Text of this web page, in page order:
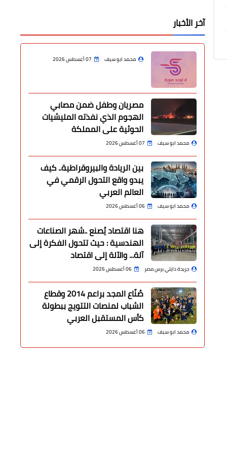
آخر الأخبار
محمد ابو سيف 07 أغسطس 2026
مصريان وطفل ضمن مصابي
الهجوم الذي نفذته المليشيات
الحوثية على المملكة
محمد ابو سيف 07 أغسطس 2026
بين الريادة والبيروقراطية.. كيف
يبدو واقع التحول الرقمي في
العالم العربي
محمد ابو سيف 06 أغسطس 2026
هنا اقتصاد يُصنع ..شهر الصناعات
الهندسية : حيث تتحول الفكرة إلى
آلة... والآلة إلى اقتصاد
جريدة دايلي برس مصر 06 أغسطس 2026
صُنّاع المجد براعم 2014 وقطاع
الشباب لمنصات التتويج ببطولة
كأس المستقبل العربي
محمد ابو سيف 06 أغسطس 2026